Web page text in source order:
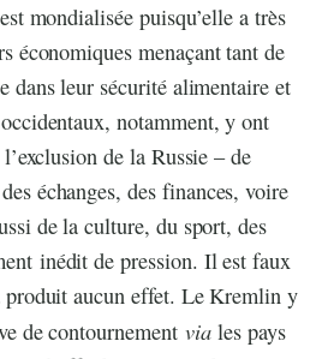
mondialisée puisqu’elle a très
économiques menaçant tant de
dans leur sécurité alimentaire et
notamment, y ont
de la Russie – de
échanges, des finances, voire
de la culture, du sport, des
inédit de pression. Il est faux
produit aucun effet. Le Kremlin y
de contournement viales pays